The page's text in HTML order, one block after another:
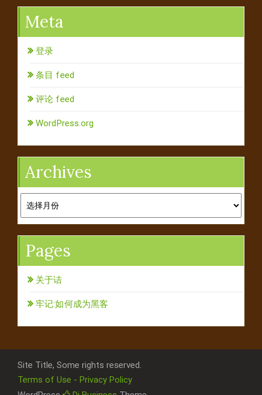
Meta
登录
条目 feed
评论 feed
WordPress.org
Archives
Pages
关于诘
牢记:如何成为黑客
Site Title, Some rights reserved.
Terms of Use - Privacy Policy